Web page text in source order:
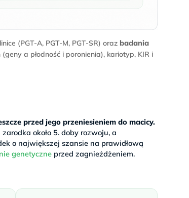
(PGT-A, PGT-M, PGT-SR) oraz badania
a płodność i poronienia), kariotyp, KIR i
przed jego przeniesieniem do macicy.
około 5. doby rozwoju, a
o największej szansie na prawidłową
genetyczne przed zagnieżdżeniem.